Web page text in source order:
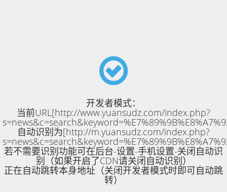
开发者模式：
当前URL[http://www.yuansudz.com/index.php?
自动识别为[http://m.yuansudz.com/index.php?
若不需要识别功能可在后台-设置-手机设置-关闭自动识
别（如果开启了CDN请关闭自动识别）
正在自动跳转本身地址（关闭开发者模式时即可自动跳
转）